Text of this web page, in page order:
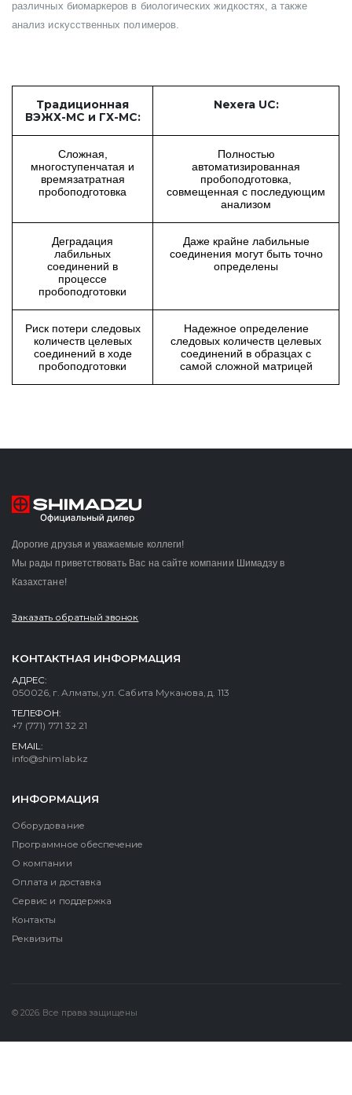
различных биомаркеров в биологических жидкостях, а также
анализ искусственных полимеров.
Традиционная
ВЭЖХ-МС и ГХ-МС:
Nexera UC:
Сложная,
многоступенчатая и
времязатратная
пробоподготовка
Полностью
автоматизированная
пробоподготовка,
совмещенная с последующим
анализом
Деградация
лабильных
соединений в
процессе
пробоподготовки
Даже крайне лабильные
соединения могут быть точно
определены
Риск потери следовых
количеств целевых
соединений в ходе
пробоподготовки
Надежное определение
следовых количеств целевых
соединений в образцах с
самой сложной матрицей
Дорогие друзья и уважаемые коллеги!
Мы рады приветствовать Вас на сайте компании Шимадзу в
Казахстане!
Заказать обратный звонок
КОНТАКТНАЯ ИНФОРМАЦИЯ
АДРЕС:
050026, г. Алматы, ул. Сабита Муканова, д. 113
ТЕЛЕФОН:
+7 (771) 771 32 21
EMAIL:
info@shimlab.kz
ИНФОРМАЦИЯ
Оборудование
Программное обеспечение
О компании
Оплата и доставка
Сервис и поддержка
Контакты
Реквизиты
© 2026. Все права защищены